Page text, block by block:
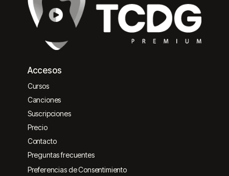
Accesos
Cursos
Canciones
Suscripciones
Precio
Contacto
Preguntas frecuentes
Preferencias de Consentimiento